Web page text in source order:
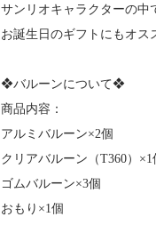
サンリオキャラクターの中
お誕生日のギフトにもオス
❖バルーンについて❖
商品内容：
アルミバルーン×2個
クリアバルーン（T360）×1
ゴムバルーン×3個
おもり×1個